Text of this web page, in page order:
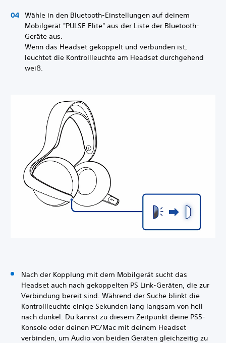
Wähle in den Bluetooth-Einstellungen auf deinem
Mobilgerät "PULSE Elite" aus der Liste der Bluetooth-
Geräte aus.
Wenn das Headset gekoppelt und verbunden ist,
leuchtet die Kontrollleuchte am Headset durchgehend
weiß.
Nach der Kopplung mit dem Mobilgerät sucht das
Headset auch nach gekoppelten PS Link-Geräten, die zur
Verbindung bereit sind. Während der Suche blinkt die
Kontrollleuchte einige Sekunden lang langsam von hell
nach dunkel. Du kannst zu diesem Zeitpunkt deine PS5-
Konsole oder deinen PC/Mac mit deinem Headset
verbinden, um Audio von beiden Geräten gleichzeitig zu